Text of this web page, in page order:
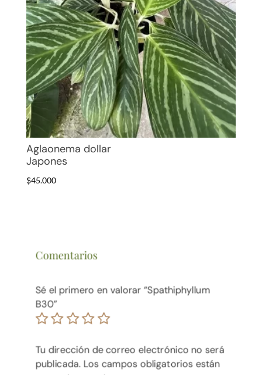
Aglaonema dollar
Japones
$45.000
Comentarios
Sé el primero en valorar “Spathiphyllum
B30”
Tu dirección de correo electrónico no será
publicada. Los campos obligatorios están